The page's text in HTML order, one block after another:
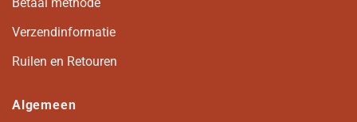
Verzendinformatie
Ruilen en Retouren
Algemeen